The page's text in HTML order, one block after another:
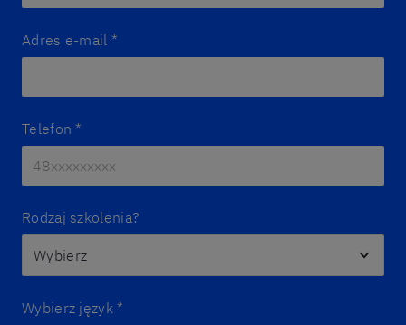
Adres e-mail *
Telefon *
Rodzaj szkolenia?
Wybierz język *